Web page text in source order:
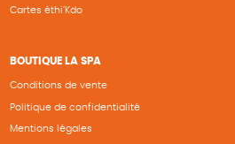
Cartes éthi’Kdo
BOUTIQUE LA SPA
Conditions de vente
Politique de confidentialité
Mentions légales